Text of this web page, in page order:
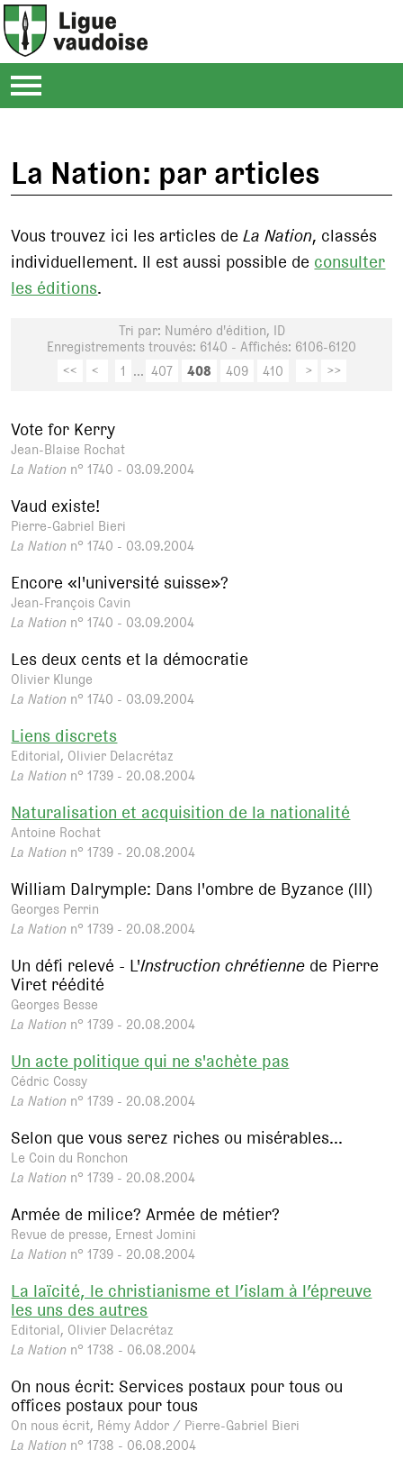
La Nation: par articles
Vous trouvez ici les articles deLa Nation, classés
individuellement. Il est aussi possible deconsulter
les éditions.
Tri par: Numéro d'édition, ID
Enregistrements trouvés: 6140 - Affichés: 6106-6120
<<
< 1 ... 407 408 409 410 > >>
Vote for Kerry
Jean-Blaise Rochat
La Nation n° 1740 - 03.09.2004
Vaud existe!
Pierre-Gabriel Bieri
La Nation n° 1740 - 03.09.2004
Encore «l'université suisse»?
Jean-François Cavin
La Nation n° 1740 - 03.09.2004
Les deux cents et la démocratie
Olivier Klunge
La Nation n° 1740 - 03.09.2004
Liens discrets
Editorial, Olivier Delacrétaz
La Nation n° 1739 - 20.08.2004
Naturalisation et acquisition de la nationalité
Antoine Rochat
La Nation n° 1739 - 20.08.2004
William Dalrymple: Dans l'ombre de Byzance (III)
Georges Perrin
La Nation n° 1739 - 20.08.2004
Un défi relevé - L'Instruction chrétienne de Pierre
Viret réédité
Georges Besse
La Nation n° 1739 - 20.08.2004
Un acte politique qui ne s'achète pas
Cédric Cossy
La Nation n° 1739 - 20.08.2004
Selon que vous serez riches ou misérables...
Le Coin du Ronchon
La Nation n° 1739 - 20.08.2004
Armée de milice? Armée de métier?
Revue de presse, Ernest Jomini
La Nation n° 1739 - 20.08.2004
La laïcité, le christianisme et l’islam à l’épreuve
les uns des autres
Editorial, Olivier Delacrétaz
La Nation n° 1738 - 06.08.2004
On nous écrit: Services postaux pour tous ou
offices postaux pour tous
On nous écrit, Rémy Addor / Pierre-Gabriel Bieri
La Nation n° 1738 - 06.08.2004